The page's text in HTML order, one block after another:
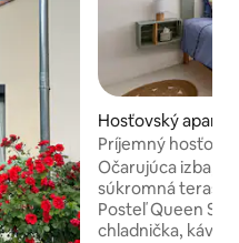
Hosťovský
te Mondragon
Príjemný
Provence
Očarujúca izba,
súkromná terasa,
Posteľ Queen
chladnička,